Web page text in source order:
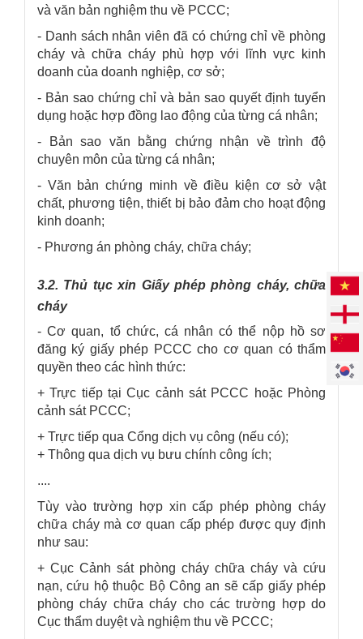
và văn bản nghiệm thu về PCCC;
- Danh sách nhân viên đã có chứng chỉ về phòng
cháy và chữa cháy phù hợp với lĩnh vực kinh
doanh của doanh nghiệp, cơ sở;
- Bản sao chứng chỉ và bản sao quyết định tuyển
dụng hoặc hợp đồng lao động của từng cá nhân;
- Bản sao văn bằng chứng nhận về trình độ
chuyên môn của từng cá nhân;
- Văn bản chứng minh về điều kiện cơ sở vật
chất, phương tiện, thiết bị bảo đảm cho hoạt động
kinh doanh;
- Phương án phòng cháy, chữa cháy;
3.2. Thủ tục xin Giấy phép phòng cháy, chữa
cháy
- Cơ quan, tổ chức, cá nhân có thể nộp hồ sơ
đăng ký giấy phép PCCC cho cơ quan có thẩm
quyền theo các hình thức:
+ Trực tiếp tại Cục cảnh sát PCCC hoặc Phòng
cảnh sát PCCC;
+ Trực tiếp qua Cổng dịch vụ công (nếu có);
+ Thông qua dịch vụ bưu chính công ích;
....
Tùy vào trường hợp xin cấp phép phòng cháy
chữa cháy mà cơ quan cấp phép được quy định
như sau:
+ Cục Cảnh sát phòng cháy chữa cháy và cứu
nạn, cứu hộ thuộc Bộ Công an sẽ cấp giấy phép
phòng cháy chữa cháy cho các trường hợp do
Cục thẩm duyệt và nghiệm thu về PCCC;